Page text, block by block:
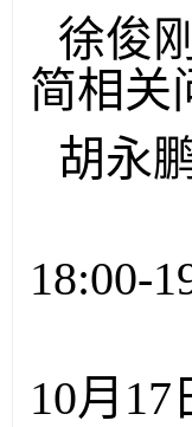
徐俊
简相关
胡永
18:00-
10月17